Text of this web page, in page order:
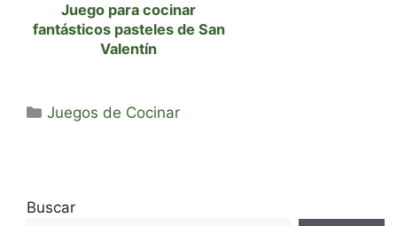
Juego para cocinar
fantásticos pasteles de San
Valentín
Categorías
Juegos de Cocinar
Buscar